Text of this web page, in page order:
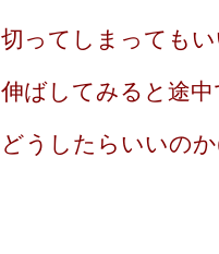
切ってしまっても
伸ばしてみると途
どうしたらいいの